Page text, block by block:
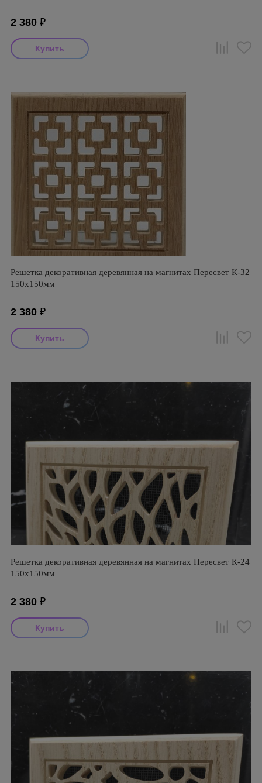
2 380 ₽
Решетка декоративная деревянная на магнитах Пересвет К-32
150х150мм
2 380 ₽
Решетка декоративная деревянная на магнитах Пересвет К-24
150х150мм
2 380 ₽